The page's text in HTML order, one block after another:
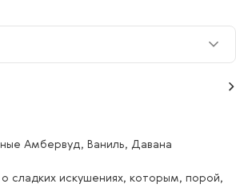
Амбервуд, Ваниль, Давана
сладких искушениях, которым, порой,